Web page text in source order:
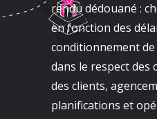
rendu dédouané :
en fonction des
conditionnement
dans le respect des
des clients,
planifications et